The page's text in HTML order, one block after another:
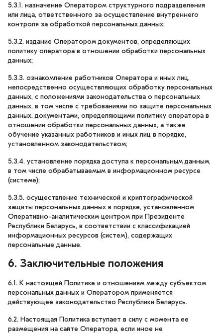
5.3.1. назначение Оператором структурного подразделения
или лица, ответственного за осуществление внутреннего
контроля за обработкой персональных данных;
5.3.2. издание Оператором документов, определяющих
политику оператора в отношении обработки персональных
данных;
5.3.3. ознакомление работников Оператора и иных лиц,
непосредственно осуществляющих обработку персональных
данных, с положениями законодательства о персональных
данных, в том числе с требованиями по защите персональных
данных, документами, определяющими политику оператора в
отношении обработки персональных данных, а также
обучение указанных работников и иных лиц в порядке,
установленном законодательством;
5.3.4. установление порядка доступа к персональным данным,
в том числе обрабатываемым в информационном ресурсе
(системе);
5.3.5. осуществление технической и криптографической
защиты персональных данных в порядке, установленном
Оперативно-аналитическим центром при Президенте
Республики Беларусь, в соответствии с классификацией
информационных ресурсов (систем), содержащих
персональные данные.
6. Заключительные положения
6.1. К настоящей Политике и отношениям между субъектом
персональных данных и Оператором применяется
действующее законодательство Республики Беларусь.
6.2. Настоящая Политика вступает в силу с момента ее
размещения на сайте Оператора, если иное не